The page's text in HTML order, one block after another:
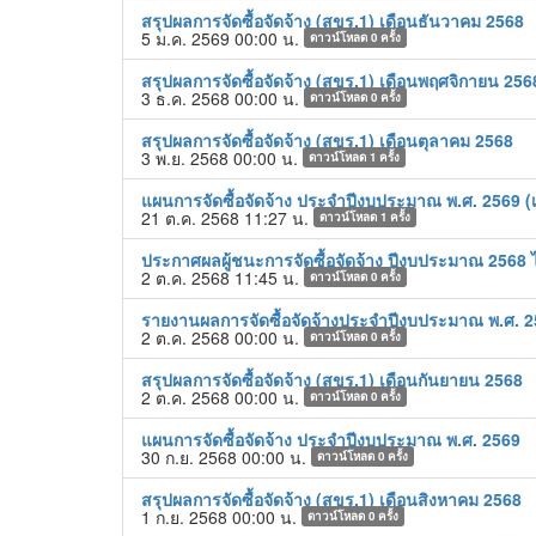
สรุปผลการจัดซื้อจัดจ้าง (สขร.1) เดือนธันวาคม 2568
5 ม.ค. 2569 00:00 น. ดาวน์โหลด 0ครั้ง
สรุปผลการจัดซื้อจัดจ้าง (สขร.1) เดือนพฤศจิกายน
3 ธ.ค. 2568 00:00 น. ดาวน์โหลด 0ครั้ง
สรุปผลการจัดซื้อจัดจ้าง (สขร.1) เดือนตุลาคม 2568
3 พ.ย. 2568 00:00 น. ดาวน์โหลด 1 ครั้ง
แผนการจัดซื้อจัดจ้าง ประจำปีงบประมาณ พ.ศ. 2569 (
21 ต.ค. 2568 11:27 น. ดาวน์โหลด 1 ครั้ง
ประกาศผลผู้ชนะการจัดซื้อจัดจ้าง ปีงบประมาณ 2568
2 ต.ค. 2568 11:45 น. ดาวน์โหลด 0ครั้ง
รายงานผลการจัดซื้อจัดจ้างประจำปีงบประมาณ พ.ศ.
2 ต.ค. 2568 00:00 น. ดาวน์โหลด 0ครั้ง
สรุปผลการจัดซื้อจัดจ้าง (สขร.1) เดือนกันยายน 2568
2 ต.ค. 2568 00:00 น. ดาวน์โหลด 0ครั้ง
แผนการจัดซื้อจัดจ้าง ประจำปีงบประมาณ พ.ศ. 2569
30 ก.ย. 2568 00:00 น. ดาวน์โหลด 0ครั้ง
สรุปผลการจัดซื้อจัดจ้าง (สขร.1) เดือนสิงหาคม 2568
1 ก.ย. 2568 00:00 น. ดาวน์โหลด 0ครั้ง